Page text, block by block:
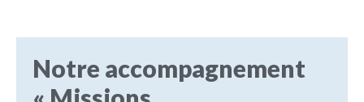
Notre accompagnement